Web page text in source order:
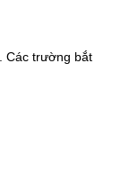
Các trường bắt